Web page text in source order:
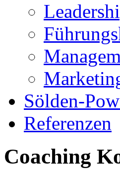
Sölden-
Referenzen
Coaching